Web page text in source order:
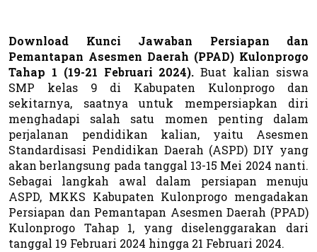
Download Kunci Jawaban Persiapan dan
Pemantapan Asesmen Daerah (PPAD) Kulonprogo
Tahap 1 (19-21 Februari 2024). Buat kalian siswa
SMP kelas 9 di Kabupaten Kulonprogo dan
sekitarnya, saatnya untuk mempersiapkan diri
menghadapi salah satu momen penting dalam
perjalanan pendidikan kalian, yaitu Asesmen
Standardisasi Pendidikan Daerah (ASPD) DIY yang
akan berlangsung pada tanggal 13-15 Mei 2024 nanti.
Sebagai langkah awal dalam persiapan menuju
ASPD, MKKS Kabupaten Kulonprogo mengadakan
Persiapan dan Pemantapan Asesmen Daerah (PPAD)
Kulonprogo Tahap 1, yang diselenggarakan dari
tanggal 19 Februari 2024 hingga 21 Februari 2024.